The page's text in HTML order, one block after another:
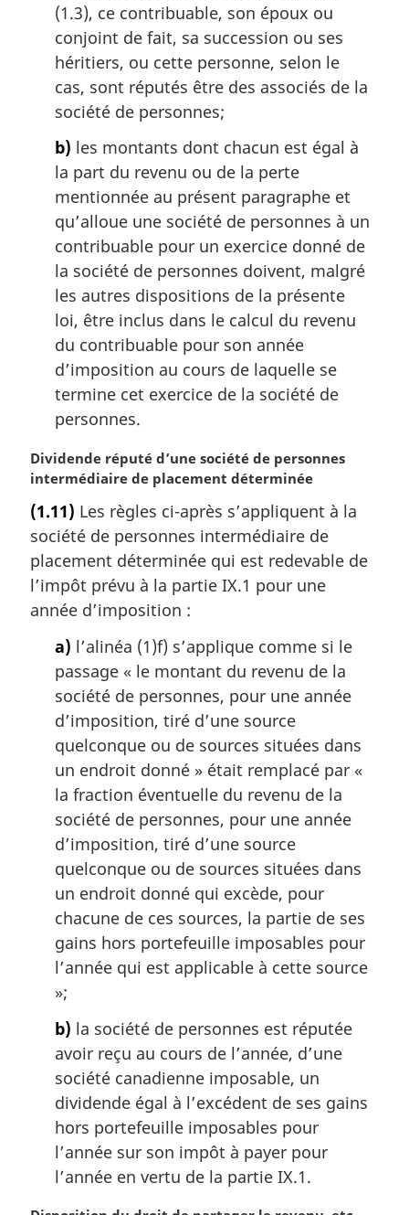
(1.3), ce contribuable, son époux ou
conjoint de fait, sa succession ou ses
héritiers, ou cette personne, selon le
cas, sont réputés être des associés de la
société de personnes;
b) les montants dont chacun est égal à
la part du revenu ou de la perte
mentionnée au présent paragraphe et
qu’alloue une société de personnes à un
contribuable pour un exercice donné de
la société de personnes doivent, malgré
les autres dispositions de la présente
loi, être inclus dans le calcul du revenu
du contribuable pour son année
d’imposition au cours de laquelle se
termine cet exercice de la société de
personnes.
N
o
e
m
a
r
i
Dividende réputé d’une société de personnes
intermédiaire de placement déterminée
(1.11) Les règles ci-après s’appliquent à la
société de personnes intermédiaire de
placement déterminée qui est redevable de
l’impôt prévu à la partie IX.1 pour une
année d’imposition :
a) l’alinéa (1)f) s’applique comme si le
passage « le montant du revenu de la
société de personnes, pour une année
d’imposition, tiré d’une source
quelconque ou de sources situées dans
un endroit donné » était remplacé par «
la fraction éventuelle du revenu de la
société de personnes, pour une année
d’imposition, tiré d’une source
quelconque ou de sources situées dans
un endroit donné qui excède, pour
chacune de ces sources, la partie de ses
gains hors portefeuille imposables pour
l’année qui est applicable à cette source
»;
b) la société de personnes est réputée
avoir reçu au cours de l’année, d’une
société canadienne imposable, un
dividende égal à l’excédent de ses gains
hors portefeuille imposables pour
l’année sur son impôt à payer pour
l’année en vertu de la partie IX.1.